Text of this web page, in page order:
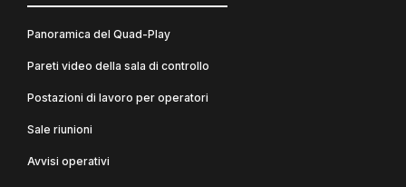
Panoramica del Quad-Play
Pareti video della sala di controllo
Postazioni di lavoro per operatori
Sale riunioni
Avvisi operativi